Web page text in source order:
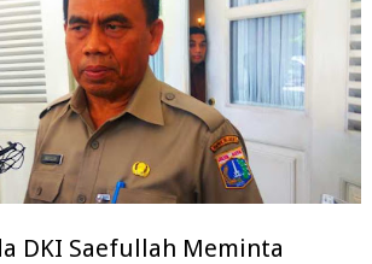
DKI Saefullah Meminta